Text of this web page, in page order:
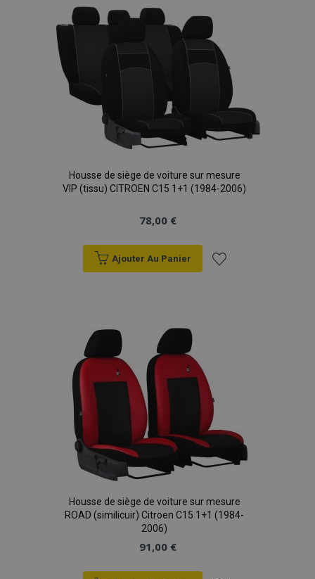
liste
d'achats
Housse de siège de voiture sur mesure
VIP (tissu) CITROEN C15 1+1 (1984-2006)
78,00 €
Ajouter Au Panier
Housse de siège de voiture sur mesure
ROAD (similicuir) Citroen C15 1+1 (1984-
2006)
91,00 €